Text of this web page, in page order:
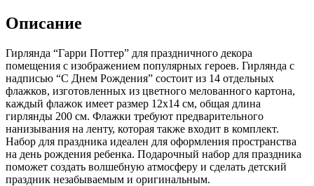
Описание
Гирлянда “Гарри Поттер” для праздничного декора
помещения с изображением популярных героев. Гирлянда с
надписью “С Днем Рождения” состоит из 14 отдельных
флажков, изготовленных из цветного мелованного картона,
каждый флажок имеет размер 12х14 см, общая длина
гирлянды 200 см. Флажки требуют предварительного
нанизывания на ленту, которая также входит в комплект.
Набор для праздника идеален для оформления пространства
на день рождения ребенка. Подарочный набор для праздника
поможет создать волшебную атмосферу и сделать детский
праздник незабываемым и оригинальным.